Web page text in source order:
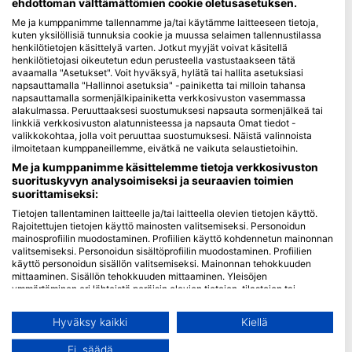
Blue Oceans
Usein kysytyt kysymykset (FAQ)
Tietosuojakäytäntö
Käyttöehdot
Jälki
Jäsenyys
Ryhdy kumppaniksi
HEAD Watersports
SSI
LiveAboard.com
Mares
Apeks
rEvo
ehdottoman välttämättömien cookie oletusasetuksen.
Me ja kumppanimme tallennamme ja/tai käytämme laitteeseen tietoja,
kuten yksilöllisiä tunnuksia cookie ja muussa selaimen tallennustilassa
henkilötietojen käsittelyä varten. Jotkut myyjät voivat käsitellä
henkilötietojasi oikeutetun edun perusteella vastustaakseen tätä
avaamalla "Asetukset". Voit hyväksyä, hylätä tai hallita asetuksiasi
napsauttamalla "Hallinnoi asetuksia" -painiketta tai milloin tahansa
napsauttamalla sormenjälkipainiketta verkkosivuston vasemmassa
alakulmassa. Peruuttaaksesi suostumuksesi napsauta sormenjälkeä tai
linkkiä verkkosivuston alatunnisteessa ja napsauta Omat tiedot -
valikkokohtaa, jolla voit peruuttaa suostumuksesi. Näistä valinnoista
ilmoitetaan kumppaneillemme, eivätkä ne vaikuta selaustietoihin.
Me ja kumppanimme käsittelemme tietoja verkkosivuston
suorituskyvyn analysoimiseksi ja seuraavien toimien
suorittamiseksi:
Tietojen tallentaminen laitteelle ja/tai laitteella olevien tietojen käyttö.
Rajoitettujen tietojen käyttö mainosten valitsemiseksi. Personoidun
mainosprofiilin muodostaminen. Profiilien käyttö kohdennetun mainonnan
valitsemiseksi. Personoidun sisältöprofiilin muodostaminen. Profiilien
käyttö personoidun sisällön valitsemiseksi. Mainonnan tehokkuuden
mittaaminen. Sisällön tehokkuuden mittaaminen. Yleisöjen
ymmärtäminen eri lähteistä peräisin olevien tietojen, tilastojen tai
Rajoitettujen tietojen käyttö sisällön valitsemiseen.
Lisätietoja Googlen tavasta käyttää tietoja löydät täältä:
https://business.safety.google/privacy/
Hyväksy kaikki Kiellä
Ei, säädä